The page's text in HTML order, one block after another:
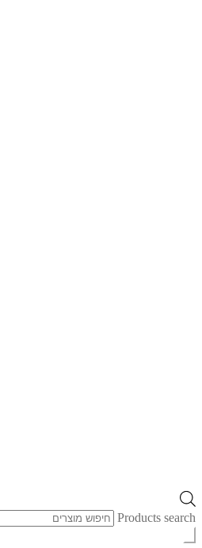
Products search